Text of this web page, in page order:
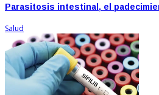
Parasitosis intestinal, el
Salud